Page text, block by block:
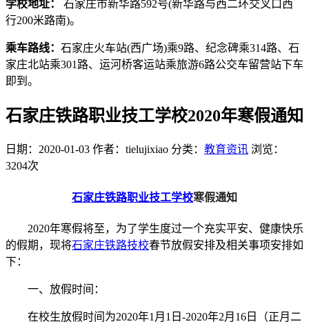
学校地址： 石家庄市新华路592号(新华路与西二环交叉口西
行200米路南)。
乘车路线： 石家庄火车站(西广场)乘9路、纪念碑乘314路、石
家庄北站乘301路、运河桥客运站乘旅游6路公交车留营站下车
即到。
石家庄铁路职业技工学校2020年寒假通知
日期：2020-01-03 作者：tielujixiao 分类： 教育资讯 浏览：
3204次
石家庄铁路职业技工学校寒假通知
2020年寒假将至，为了学生度过一个充实平安、健康快乐
的假期，现将石家庄铁路技校春节放假安排及相关事项安排如
下：
一、放假时间：
在校生放假时间为2020年1月1日-2020年2月16日（正月二